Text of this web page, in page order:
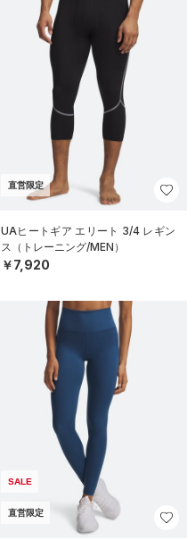
直営限定
UAヒートギア エリート 3/4 レギン
ス（トレーニング/MEN）
￥7,920
SALE
直営限定